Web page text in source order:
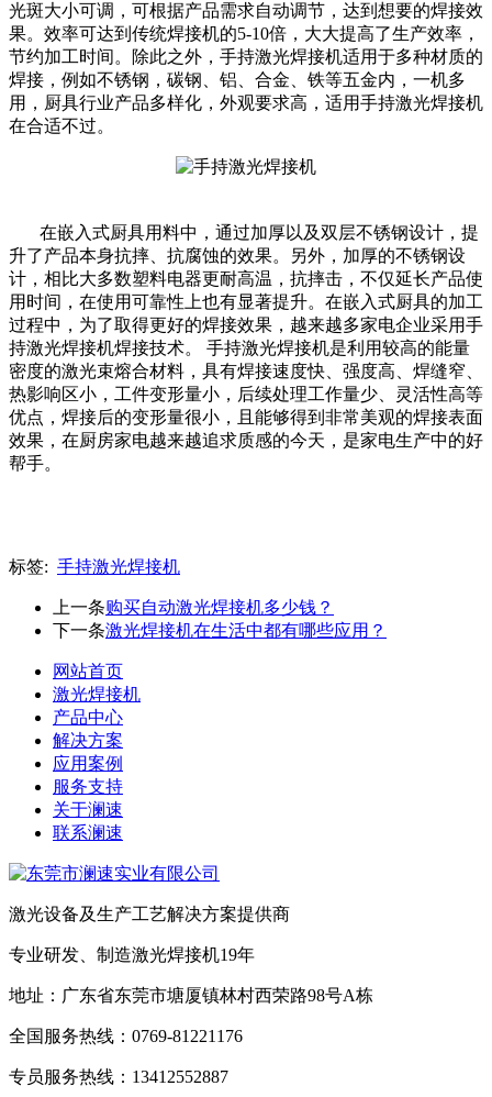
光斑大小可调，可根据产品需求自动调节，达到想要的焊接效
果。效率可达到传统焊接机的5-10倍，大大提高了生产效率，
节约加工时间。除此之外，手持激光焊接机适用于多种材质的
焊接，例如不锈钢，碳钢、铝、合金、铁等五金内，一机多
用，厨具行业产品多样化，外观要求高，适用手持激光焊接机
在合适不过。
在嵌入式厨具用料中，通过加厚以及双层不锈钢设计，提
升了产品本身抗摔、抗腐蚀的效果。另外，加厚的不锈钢设
计，相比大多数塑料电器更耐高温，抗摔击，不仅延长产品使
用时间，在使用可靠性上也有显著提升。在嵌入式厨具的加工
过程中，为了取得更好的焊接效果，越来越多家电企业采用手
持激光焊接机焊接技术。 手持激光焊接机是利用较高的能量
密度的激光束熔合材料，具有焊接速度快、强度高、焊缝窄、
热影响区小，工件变形量小，后续处理工作量少、灵活性高等
优点，焊接后的变形量很小，且能够得到非常美观的焊接表面
效果，在厨房家电越来越追求质感的今天，是家电生产中的好
帮手。
标签: 手持激光焊接机
上一条购买自动激光焊接机多少钱？
下一条激光焊接机在生活中都有哪些应用？
网站首页
激光焊接机
产品中心
解决方案
应用案例
服务支持
关于澜速
联系澜速
激光设备及生产工艺解决方案提供商
专业研发、制造激光焊接机19年
地址：广东省东莞市塘厦镇林村西荣路98号A栋
全国服务热线：0769-81221176
专员服务热线：13412552887